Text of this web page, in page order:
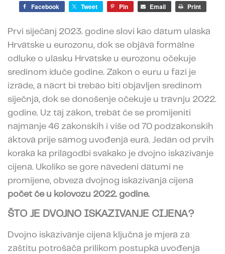
Facebook Tweet Pin Email Print
Prvi siječanj 2023. godine slovi kao datum ulaska
Hrvatske u eurozonu, dok se objava formalne
odluke o ulasku Hrvatske u eurozonu očekuje
sredinom iduće godine. Zakon o euru u fazi je
izrade, a nacrt bi trebao biti objavljen sredinom
siječnja, dok se donošenje očekuje u travnju 2022.
godine. Uz taj zakon, trebat će se promijeniti
najmanje 46 zakonskih i više od 70 podzakonskih
aktova prije samog uvođenja eura. Jedan od prvih
koraka ka prilagodbi svakako je dvojno iskazivanje
cijena. Ukoliko se gore navedeni datumi ne
promijene, obveza dvojnog iskazivanja cijena
počet će u kolovozu 2022. godine.
ŠTO JE DVOJNO ISKAZIVANJE CIJENA?
Dvojno iskazivanje cijena ključna je mjera za
zaštitu potrošača prilikom postupka uvođenja